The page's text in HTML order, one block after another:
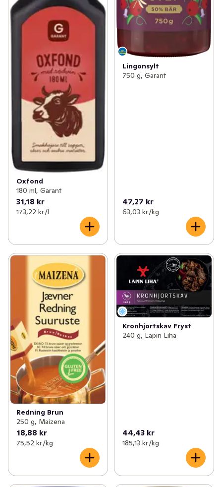
Oxfond
180 ml, Garant
31,18 kr
173,22 kr /l
Lingonsylt
750 g, Garant
47,27 kr
63,03 kr /kg
Redning Brun
250 g, Maizena
18,88 kr
75,52 kr /kg
Kronhjortskav Fryst
240 g, Lapin Liha
44,43 kr
185,13 kr /kg